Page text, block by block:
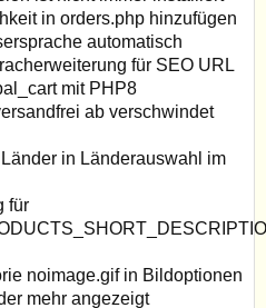
in orders.php hinzufügen
automatisch
für SEO URL
mit PHP8
ab verschwindet
in Länderauswahl im
für
noimage.gif in Bildoptionen
mehr angezeigt